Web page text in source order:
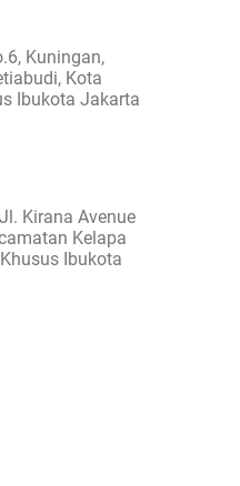
Kuningan,
Kota
Ibukota Jakarta
Kirana Avenue
Kelapa
Ibukota